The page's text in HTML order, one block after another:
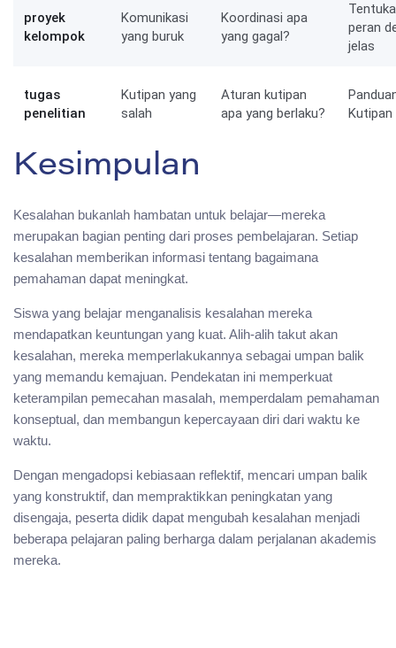
proyek
kelompok
Komunikasi
yang buruk
Koordinasi apa
yang gagal?
peran
jelas
tugas
penelitian
Kutipan yang
salah
Aturan kutipan
apa yang berlaku?
Kutipan
Kesimpulan
Kesalahan bukanlah hambatan untuk belajar—mereka
merupakan bagian penting dari proses pembelajaran. Setiap
kesalahan memberikan informasi tentang bagaimana
pemahaman dapat meningkat.
Siswa yang belajar menganalisis kesalahan mereka
mendapatkan keuntungan yang kuat. Alih-alih takut akan
kesalahan, mereka memperlakukannya sebagai umpan balik
yang memandu kemajuan. Pendekatan ini memperkuat
keterampilan pemecahan masalah, memperdalam pemahaman
konseptual, dan membangun kepercayaan diri dari waktu ke
waktu.
Dengan mengadopsi kebiasaan reflektif, mencari umpan balik
yang konstruktif, dan mempraktikkan peningkatan yang
disengaja, peserta didik dapat mengubah kesalahan menjadi
beberapa pelajaran paling berharga dalam perjalanan akademis
mereka.